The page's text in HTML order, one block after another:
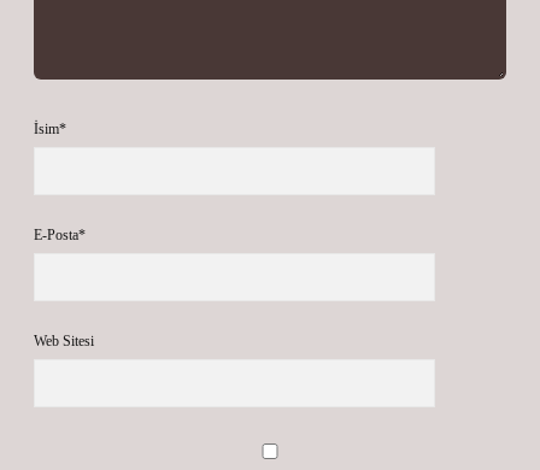
İsim*
E-Posta*
Web Sitesi